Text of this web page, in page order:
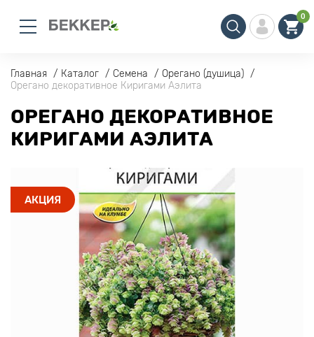
0
Главная Каталог Семена
Орегано (душица)
Орегано декоративное Киригами Аэлита
ОРЕГАНО ДЕКОРАТИВНОЕ
КИРИГАМИ АЭЛИТА
АКЦИЯ